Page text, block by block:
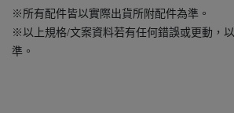
※所有配件皆以實際出貨所附配件為準。
※以上規格/文案資料若有任何錯誤或更動，
準。